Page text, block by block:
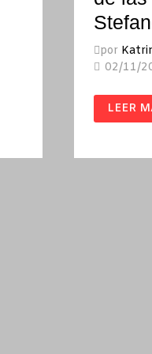
por
02/11/
EL
VIAJE
LEER